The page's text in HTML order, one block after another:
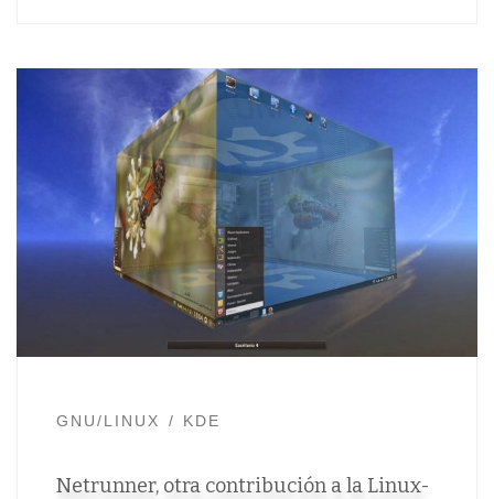
GNU/LINUX KDE
Netrunner, otra contribución a la Linux-